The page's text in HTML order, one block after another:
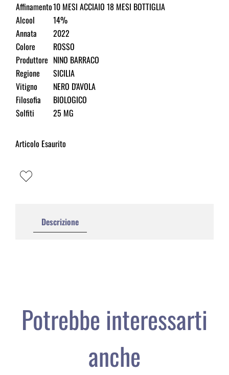
Affinamento10 MESI ACCIAIO 18 MESI BOTTIGLIA
Alcool
14%
Annata
2022
Colore
ROSSO
Produttore NINO BARRACO
Regione
SICILIA
Vitigno
NERO D'AVOLA
Filosofia
BIOLOGICO
Solfiti
25 MG
Articolo Esaurito
Descrizione
Potrebbe interessarti
anche